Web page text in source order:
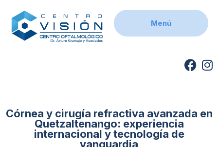
content
Menú
F
b
I
a
Córnea y cirugía refractiva avanzada en
Quetzaltenango: experiencia
internacional y tecnología de
vanguardia